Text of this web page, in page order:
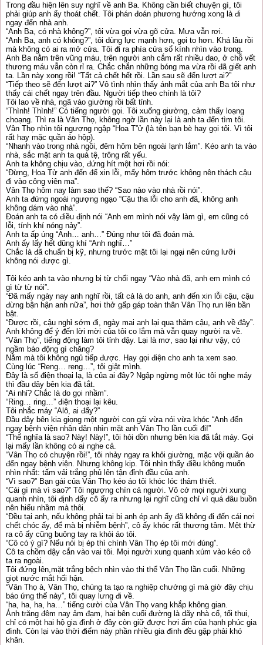
Trong đầu hiện lên suy nghĩ về anh Ba. Không cần biết chuyện gì, tôi
phải giúp anh ấy thoát chết. Tôi phán đoán phương hướng xong là đi
ngay đến nhà anh.
“Anh Ba, có nhà không?”, tôi vừa gọi vừa gõ cửa. Mưa vẫn rơi.
“Anh Ba, anh có không?”, tôi dùng lực mạnh hơn, gọi to hơn. Khá lâu rồi
mà không có ai ra mở cửa. Tôi đi ra phía cửa sổ kính nhìn vào trong.
Anh Ba nằm trên vũng máu, trên người anh cắm rất nhiều dao, ở chỗ vết
thương máu vẫn còn rỉ ra. Chắc chắn những bóng ma vừa rồi đã giết anh
ta. Lần này xong rồi! “Tất cả chết hết rồi. Lần sau sẽ đến lượt ai?”
“Tiếp theo sẽ đến lượt ai?” Vô tình nhìn thấy ánh mắt của anh Ba tôi như
thấy cái chết ngay trên đầu. Người tiếp theo chính là tôi?
Tôi lao về nhà, ngã vào giường rồi bất tỉnh.
“Thình! Thình!” Có tiếng người gọi. Tôi xuống giường, cảm thấy loạng
choạng. Thì ra là Vân Thọ, không ngờ lần này lại là anh ta đến tìm tôi.
Vân Thọ nhìn tôi ngượng ngập “Hoa T”ử (là tên bạn bè hay gọi tôi. Vì tôi
rất hay mặc quần áo hộp).
“Nhanh vào trong nhà ngồi, đêm hôm bên ngoài lạnh lắm”. Kéo anh ta vào
nhà, sắc mặt anh ta quá tệ, trông rất yếu.
Anh ta không chịu vào, đứng hít một hơi rồi nói:
“Đừng, Hoa Tử anh đến để xin lỗi, mấy hôm trước không nên thách cậu
đi vào công viên ma”.
Vân Thọ hôm nay làm sao thế? “Sao nào vào nhà rồi nói”.
Anh ta đứng ngoài ngượng ngạo “Cậu tha lỗi cho anh đã, không anh
không dám vào nhà”.
Đoán anh ta có điều định nói “Anh em mình nói vậy làm gì, em cũng có
lỗi, tính khí nóng nảy”.
Anh ta ấp úng “Anh… anh…” Đúng như tôi đã đoán mà.
Anh ấy lấy hết dũng khí “Anh nghĩ…”
Chắc là đã chuẩn bị kỹ, nhưng trước mặt tôi lại ngại nên cứng lưỡi
không nói được gì.
Tôi kéo anh ta vào nhưng bị từ chối ngay “Vào nhà đã, anh em mình có
gì từ từ nói”.
“Đã mấy ngày nay anh nghĩ rồi, tất cả là do anh, anh đến xin lỗi cậu, cậu
đừng bận hận anh nữa”, hơi thở gấp gáp toàn thân Vân Thọ run lên bần
bật.
“Được rồi, cậu nghỉ sớm đi, ngày mai anh lại qua thăm cậu, anh về đây”.
Anh không để ý đến lời mời của tôi co lắm mà vẫn quay người ra về.
“Vân Thọ”, tiếng động làm tôi tỉnh dậy. Lại là mơ, sao lại như vậy, có
ngầm báo động gì chăng?
Nằm mà tôi không ngủ tiếp được. Hay gọi điện cho anh ta xem sao.
Cùng lúc “Reng… reng…”, tôi giật mình.
Đây là số điện thoại lạ, là của ai đây? Ngập ngừng một lúc tôi nghe máy
thì đầu dây bên kia đã tắt.
“Ai nhỉ? Chắc là do gọi nhầm”.
“Ring… ring…” điện thoại lại kêu.
Tôi nhắc máy “Alô, ai đấy?”
Đầu dây bên kia giọng một người con gái vừa nói vừa khóc “Anh đến
ngay bệnh viện nhân dân nhìn mặt anh Vân Thọ lần cuối đi!”
“Thế nghĩa là sao? Này! Này!”, tôi hỏi dồn nhưng bên kia đã tắt máy. Gọi
lại mấy lần không có ai nghe cả.
“Vân Thọ có chuyện rồi!”, tôi nhảy ngay ra khỏi giường, mặc vội quần áo
đến ngay bệnh viện. Nhưng không kịp. Tôi nhìn thấy điều không muốn
nhìn nhất: tấm vải trắng phủ lên tận đỉnh đầu của anh.
“Vì sao?” Bạn gái của Vân Thọ kéo áo tôi khóc lóc thảm thiết.
“Cái gì mà vì sao?” Tôi ngượng chín cả người. Vô cớ mọi người xung
quanh nhìn, tôi định đẩy cô ấy ra nhưng lại nghĩ cũng chỉ vì quá đâu buồn
nên hiểu nhầm mà thôi.
“Đều tại anh, nếu không phải tại bị anh ép anh ấy đã không đi đến cái nơi
chết chóc ấy, để mà bị nhiễm bệnh”, cô ấy khóc rất thương tâm. Mệt thừ
ra cô ấy cũng buông tay ra khỏi áo tôi.
“Cô có ý gì? Nếu nói bị ép thì chính Vân Thọ ép tôi mới đúng”.
Cô ta chồm dậy cắn vào vai tôi. Mọi người xung quanh xúm vào kéo cô
ta ra ngoài.
Tôi đứng lên,mặt trắng bệch nhìn vào thi thể Vân Thọ lần cuối. Những
giọt nước mắt hối hận.
“Vân Thọ à, Vân Thọ, chúng ta tạo ra nghiệp chướng gì mà giờ đây chịu
báo ứng thế này”, tôi quay lưng đi về.
“ha, ha, ha, ha…” tiếng cười của Vân Thọ vang khắp không gian.
Ánh trăng đêm nay ảm đạm, hai bên cuối đường là dãy nhà cổ, tối thui,
chỉ có một hai hộ gia đình ở đây còn giữ được hơi ấm của hạnh phúc gia
đình. Còn lại vào thời điểm này phần nhiều gia đình đều gặp phải khó
khăn.